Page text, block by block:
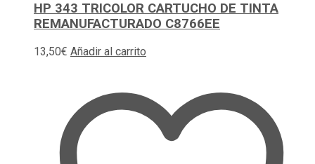
HP 343 TRICOLOR CARTUCHO DE TINTA
REMANUFACTURADO C8766EE
13,50€ Añadir al carrito